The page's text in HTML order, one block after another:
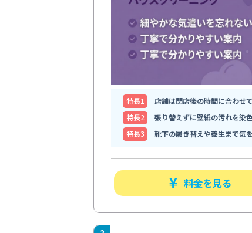
特⻑1
店舗は閉店後の時間に合わせ
特⻑2
張り替えずに壁紙の汚れを染
特⻑3
靴下の履き替えや養生まで気
料金を見る